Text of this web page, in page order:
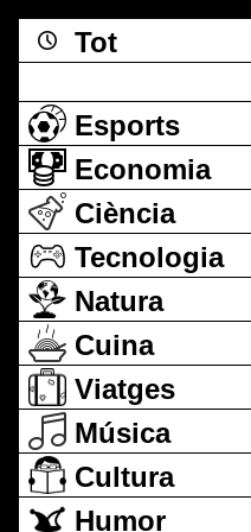
Tot
Esports
Economia
Ciència
Tecnologia
Natura
Cuina
Viatges
Música
Cultura
Humor